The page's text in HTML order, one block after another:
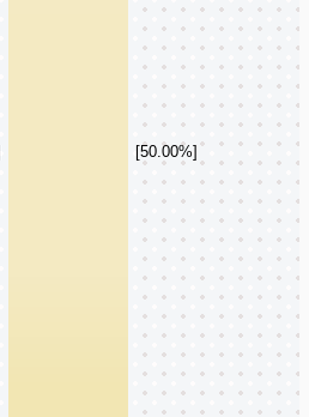
[50.00%]